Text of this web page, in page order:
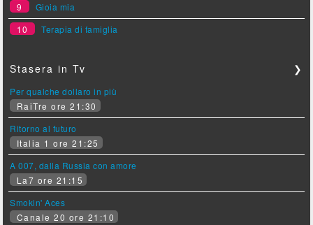
9
Gioia mia
10
Terapia di famiglia
Stasera in Tv ❯
Per qualche dollaro in più
RaiTre ore 21:30
Ritorno al futuro
Italia 1 ore 21:25
A 007, dalla Russia con amore
La7 ore 21:15
Smokin' Aces
Canale 20 ore 21:10